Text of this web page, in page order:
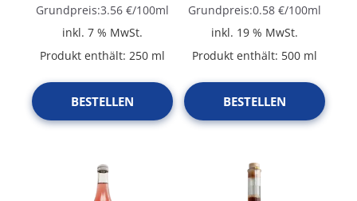
Grundpreis:3.56 €/100ml
inkl. 7 % MwSt.
Produkt enthält: 250 ml
BESTELLEN
Grundpreis:0.58€/100ml
inkl. 19 % MwSt.
Produkt enthält: 500 ml
BESTELLEN